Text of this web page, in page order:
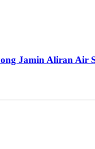
Jamin Aliran Air